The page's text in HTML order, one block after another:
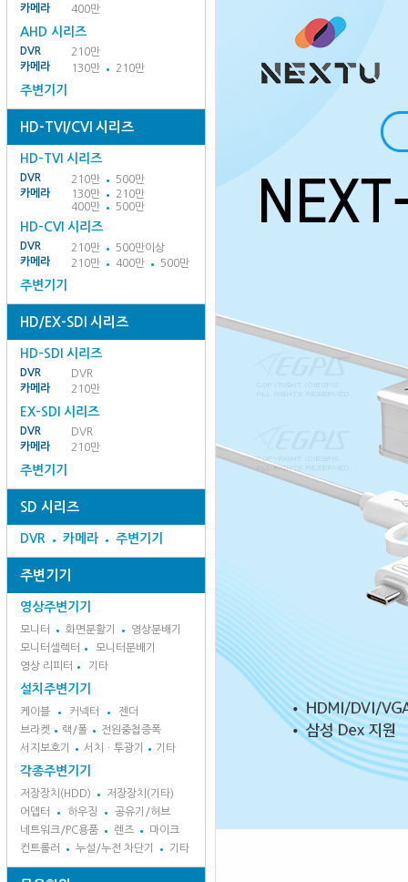
카메라
400만
AHD 시리즈
DVR
210만
카메라
130만 210만
주변기기
HD-TVI/CVI 시리즈
HD-TVI 시리즈
DVR 210만
500만
카메라
130만
210만
400만
500만
HD-CVI 시리즈
DVR 210만
500만이상
카메라
210만 400만 500만
주변기기
HD/EX-SDI 시리즈
HD-SDI 시리즈
DVR
DVR
카메라
210만
EX-SDI 시리즈
DVR
DVR
카메라
210만
주변기기
SD 시리즈
DVR 카메라 주변기기
주변기기
영상주변기기
모니터 화면분활기
영상분배기
모니터셀렉터
모니터분배기
영상 리피터
기타
설치주변기기
케이블 커넥터
젠더
브라켓
랙/폴
전원중첩증폭
서지보호기
서치ㆍ투광기 기타
각종주변기기
저장장치(HDD)
저장장치(기타)
어뎁터
하우징
공유기/허브
네트워크/PC용품
렌즈
마이크
컨트롤러
누설/누전 차단기 기타